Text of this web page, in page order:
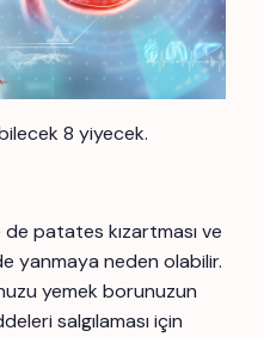
8 yiyecek.
patates kızartması ve
yanmaya neden olabilir.
yemek borunuzun
salgılaması için